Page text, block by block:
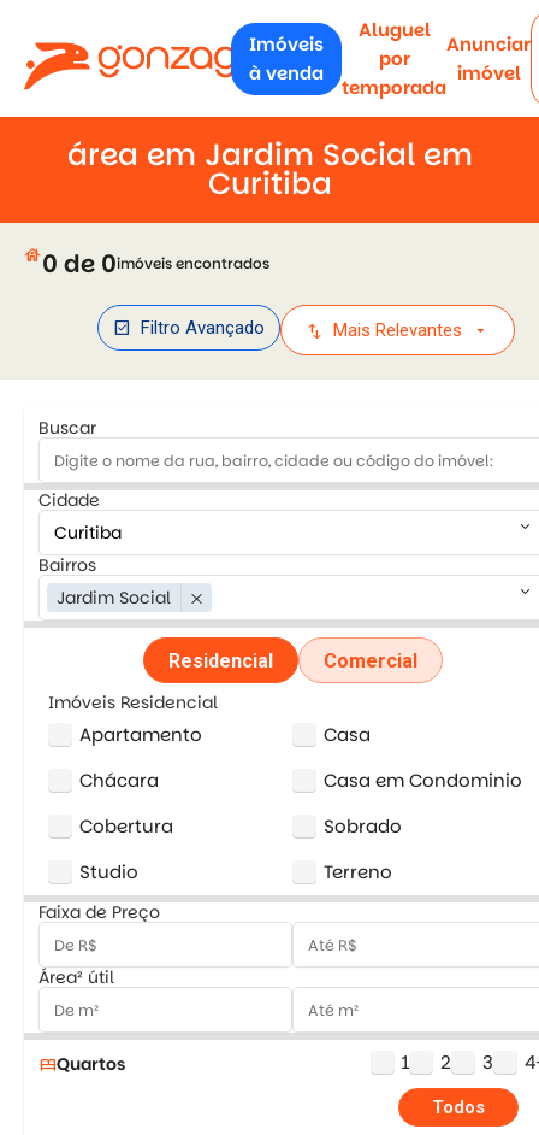
Imóveis
à venda
Aluguel
por
temporada
Anunciar
imóvel
área em Jardim Social em
Curitiba
house0 de 0imóveis encontrados
check_box Filtro Avançado swap_vert Mais Relevantes arrow_drop_down
Buscar
Cidade
keyboard_arrow_down
Bairros
Jardim Social
close keyboard_arrow_down
Residencial Comercial
Imóveis Residencial
Apartamento
Casa
Chácara
Casa em Condominio
Cobertura
Sobrado
Studio
Terreno
Faixa de Preço
Área² útil
bedQuartos 1 2 3
Todos